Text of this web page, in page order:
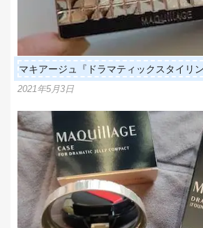
マキアージュ『ドラマティックスタイリン
2021年5月3日